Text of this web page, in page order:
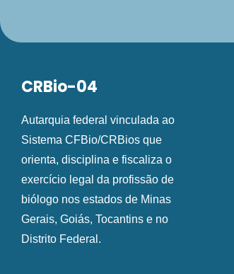
CRBio-04
Autarquia federal vinculada ao
Sistema CFBio/CRBios que
orienta, disciplina e fiscaliza o
exercício legal da profissão de
biólogo nos estados de Minas
Gerais, Goiás, Tocantins e no
Distrito Federal.